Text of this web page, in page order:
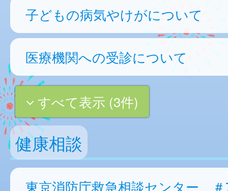
子どもの病気やけがについて
医療機関への受診について
すべて表示 (3件)
健康相談
東京消防庁救急相談センター ＃